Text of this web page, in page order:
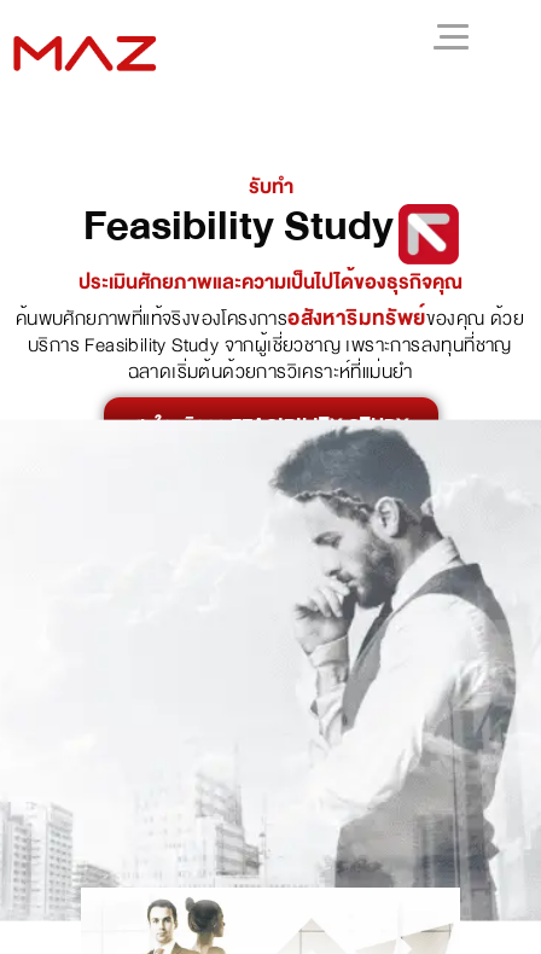
รับทำ
Feasibility Study
ประเมินศักยภาพและความเป็นไปได้ของธุรกิจคุณ
ค้นพบศักยภาพที่แท้จริงของโครงการอสังหาริมทรัพย์ของคุณ ด้วย
บริการ Feasibility Study จากผู้เชี่ยวชาญ เพราะการลงทุนที่ชาญ
ฉลาดเริ่มต้นด้วยการวิเคราะห์ที่แม่นยำ
สนใจบริการ FEASIBILITY STUDY